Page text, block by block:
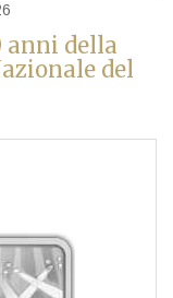
anni della
del